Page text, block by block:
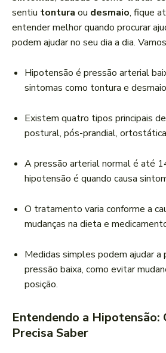
e
á
u
sentiu tontura ou desmaio, fique
entender melhor quando procurar
podem ajudar no seu dia a dia.
Hipotensão é pressão arterial
sintomas como tontura e
Existem quatro tipos principais
postural, pós-prandial,
A pressão arterial normal é até
hipotensão é quando causa
O tratamento varia conforme a
mudanças na dieta e
Medidas simples podem ajudar a
pressão baixa, como evitar
posição.
Entendendo a Hipotensão:
Precisa Saber